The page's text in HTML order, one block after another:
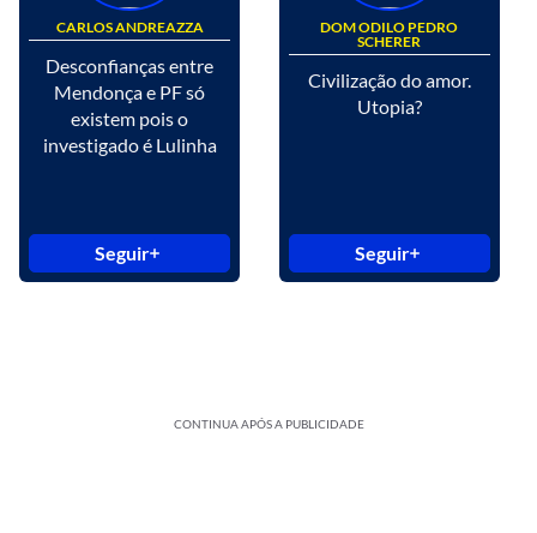
CARLOS ANDREAZZA
Desconfianças entre
Mendonça e PF só
existem pois o
investigado é Lulinha
Seguir
DOM ODILO PEDRO
SCHERER
Civilização do amor.
Utopia?
Seguir
CONTINUA APÓS A PUBLICIDADE